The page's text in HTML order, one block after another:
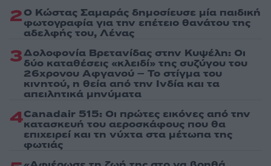
2Ο Κώστας Σαμαράς δημοσίευσε μία παιδική
φωτογραφία για την επέτειο θανάτου της
αδελφής του, Λένας
3Δολοφονία Βρετανίδας στην Κυψέλη: Οι
δύο καταθέσεις «κλειδί» της συζύγου του
26χρονου Αφγανού – Το στίγμα του
κινητού, η θεία από την Ινδία και τα
απειλητικά μηνύματα
4Canadair 515: Οι πρώτες εικόνες από την
κατασκευή του αεροσκάφους που θα
επιχειρεί και τη νύχτα στα μέτωπα της
φωτιάς